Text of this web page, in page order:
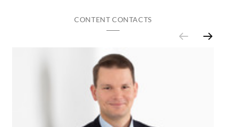
CONTENT CONTACTS